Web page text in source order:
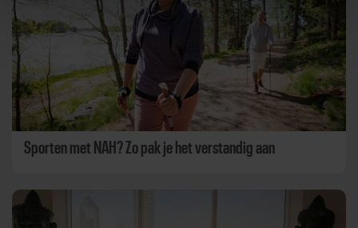
Sporten met NAH? Zo pak je het verstandig aan